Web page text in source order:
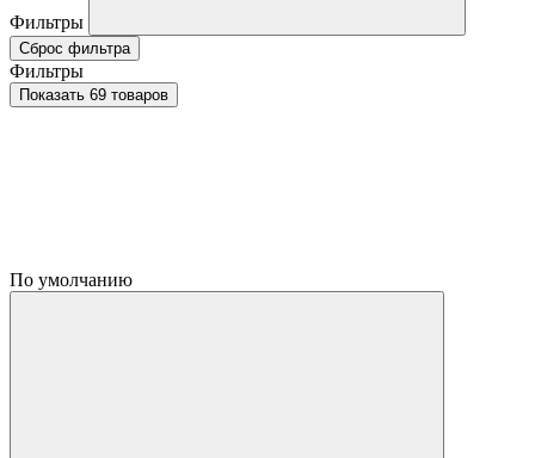
Фильтры
Сброс фильтра
Фильтры
Показать 69 товаров
По умолчанию